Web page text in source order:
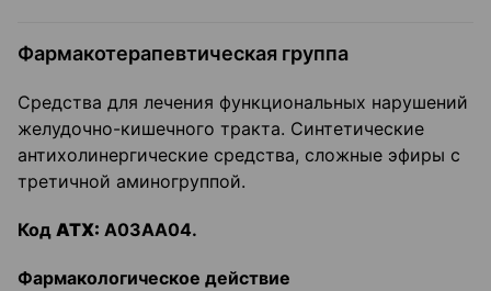
Фармакотерапевтическая группа
Средства для лечения функциональных нарушений
желудочно-кишечного тракта. Синтетические
антихолинергические средства, сложные эфиры с
третичной аминогруппой.
Код ATX: А03АА04.
Фармакологическое действие